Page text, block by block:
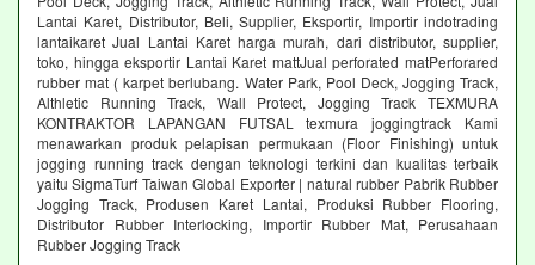
Lantai Karet, Distributor, Beli, Supplier, Eksportir, Importir indotrading
lantaikaret Jual Lantai Karet harga murah, dari distributor, supplier,
toko, hingga eksportir Lantai Karet mattJual perforated matPerforared
rubber mat ( karpet berlubang. Water Park, Pool Deck, Jogging Track,
Althletic Running Track, Wall Protect, Jogging Track TEXMURA
KONTRAKTOR LAPANGAN FUTSAL texmura joggingtrack Kami
menawarkan produk pelapisan permukaan (Floor Finishing) untuk
jogging running track dengan teknologi terkini dan kualitas terbaik
yaitu SigmaTurf Taiwan Global Exporter | natural rubber Pabrik Rubber
Jogging Track, Produsen Karet Lantai, Produksi Rubber Flooring,
Distributor Rubber Interlocking, Importir Rubber Mat, Perusahaan
Rubber Jogging Track